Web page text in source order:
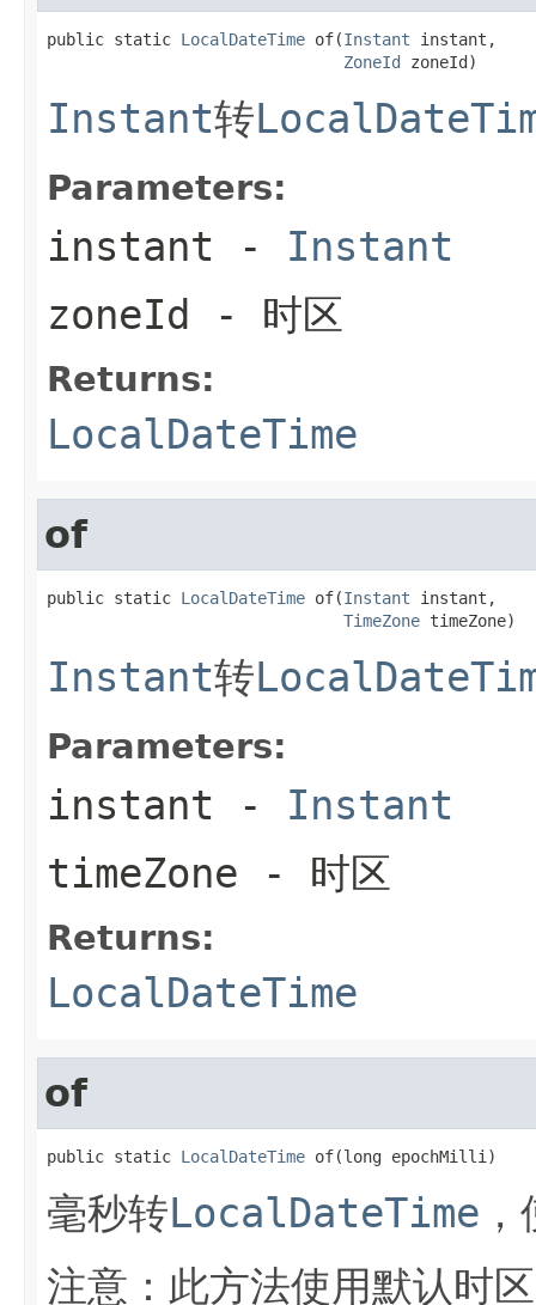
public static LocalDateTime of(Instant instant,
ZoneId zoneId)
Instant转
Parameters:
instant - Instant
zoneId - 时区
Returns:
LocalDateTime
of
public static LocalDateTime of(Instant instant,
TimeZone timeZone)
Instant转
Parameters:
instant - Instant
timeZone - 时区
Returns:
LocalDateTime
of
public static LocalDateTime of(long epochMilli)
毫秒转LocalDateTime
注意：此方法使用默认时